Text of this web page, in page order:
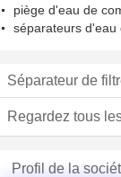
piège d'eau de
séparateurs d'eau
Séparateur de
Regardez tous
Profil de la